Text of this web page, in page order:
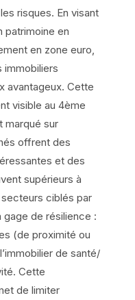
risques. En visant
patrimoine en
en zone euro,
immobiliers
avantageux. Cette
visible au 4ème
marqué sur
offrent des
et des
supérieurs à
ciblés par
gage de résilience :
(de proximité ou
de santé/
Cette
de limiter